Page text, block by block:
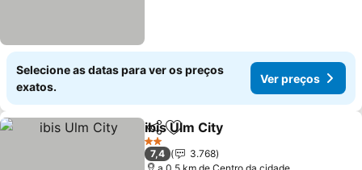
Selecione as datas para ver os preços
exatos.
Ver preços
PartilharAdicionar aos favoritos
ibis Ulm City
2 Estrelas
7,4
3.768